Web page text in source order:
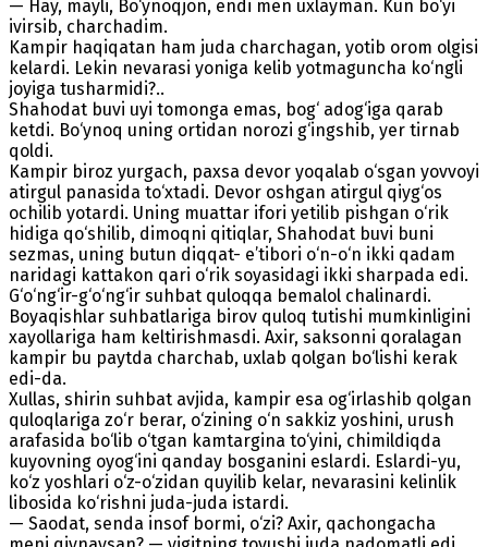
— Hay, mayli, Bo‘ynoqjon, endi men uxlayman. Kun bo‘yi
ivirsib, charchadim.
Kampir haqiqatan ham juda charchagan, yotib orom olgisi
kelardi. Lekin nevarasi yoniga kelib yotmaguncha ko‘ngli
joyiga tusharmidi?..
Shahodat buvi uyi tomonga emas, bog‘ adog‘iga qarab
ketdi. Bo‘ynoq uning ortidan norozi g‘ingshib, yer tirnab
qoldi.
Kampir biroz yurgach, paxsa devor yoqalab o‘sgan yovvoyi
atirgul panasida to‘xtadi. Devor oshgan atirgul qiyg‘os
ochilib yotardi. Uning muattar ifori yetilib pishgan o‘rik
hidiga qo‘shilib, dimoqni qitiqlar, Shahodat buvi buni
sezmas, uning butun diqqat- e’tibori o‘n-o‘n ikki qadam
naridagi kattakon qari o‘rik soyasidagi ikki sharpada edi.
G‘o‘ng‘ir-g‘o‘ng‘ir suhbat quloqqa bemalol chalinardi.
Boyaqishlar suhbatlariga birov quloq tutishi mumkinligini
xayollariga ham keltirishmasdi. Axir, saksonni qoralagan
kampir bu paytda charchab, uxlab qolgan bo‘lishi kerak
edi-da.
Xullas, shirin suhbat avjida, kampir esa og‘irlashib qolgan
quloqlariga zo‘r berar, o‘zining o‘n sakkiz yoshini, urush
arafasida bo‘lib o‘tgan kamtargina to‘yini, chimildiqda
kuyovning oyog‘ini qanday bosganini eslardi. Eslardi-yu,
ko‘z yoshlari o‘z-o‘zidan quyilib kelar, nevarasini kelinlik
libosida ko‘rishni juda-juda istardi.
— Saodat, senda insof bormi, o‘zi? Axir, qachongacha